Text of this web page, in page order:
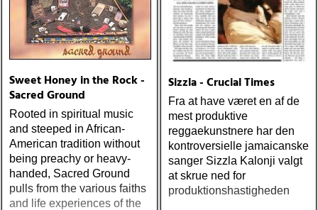
Sweet Honey in the Rock -
Sacred Ground
Rooted in spiritual music
and steeped in African-
American tradition without
being preachy or heavy-
handed, Sacred Ground
pulls from the various faiths
and life experiences of the
Sizzla - Crucial Times
Fra at have været en af de
mest produktive
reggaekunstnere har den
kontroversielle jamaicanske
sanger Sizzla Kalonji valgt
at skrue ned for
produktionshastigheden